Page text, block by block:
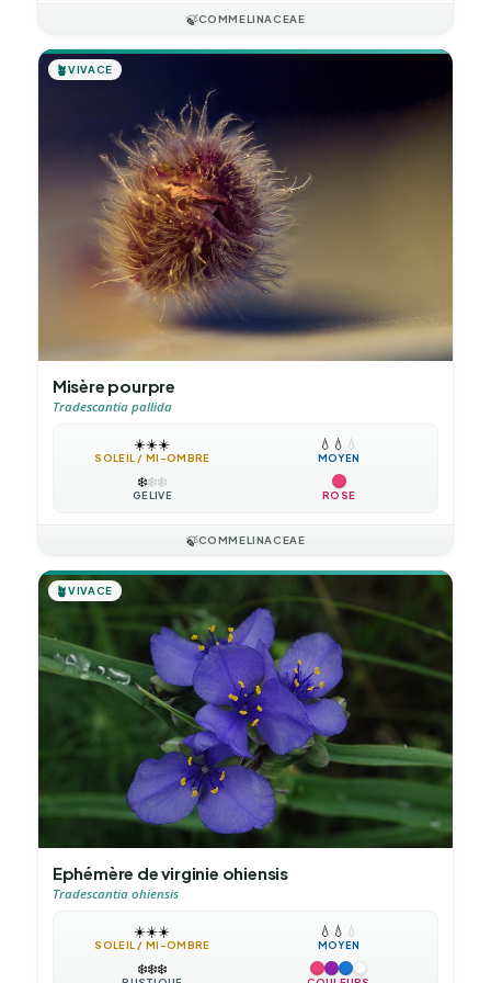
🍃COMMELINACEAE
🪴VIVACE
Misère pourpre
Tradescantia pallida
☀️☀️☀️
SOLEIL / MI-OMBRE
💧 💧 💧
MOYEN
❄️❄️❄️
GÉLIVE ROSE
🍃COMMELINACEAE
🪴VIVACE
Ephémère de virginie ohiensis
Tradescantia ohiensis
☀️☀️☀️
SOLEIL / MI-OMBRE
💧 💧 💧
MOYEN
❄️❄️❄️